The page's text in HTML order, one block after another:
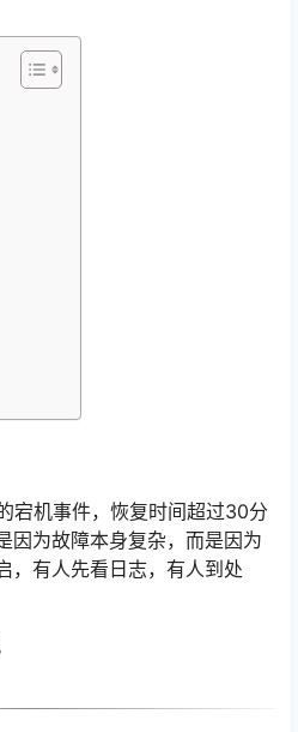
宕机事件，恢复时间超过30分
因为故障本身复杂，而是因为
，有人先看日志，有人到处